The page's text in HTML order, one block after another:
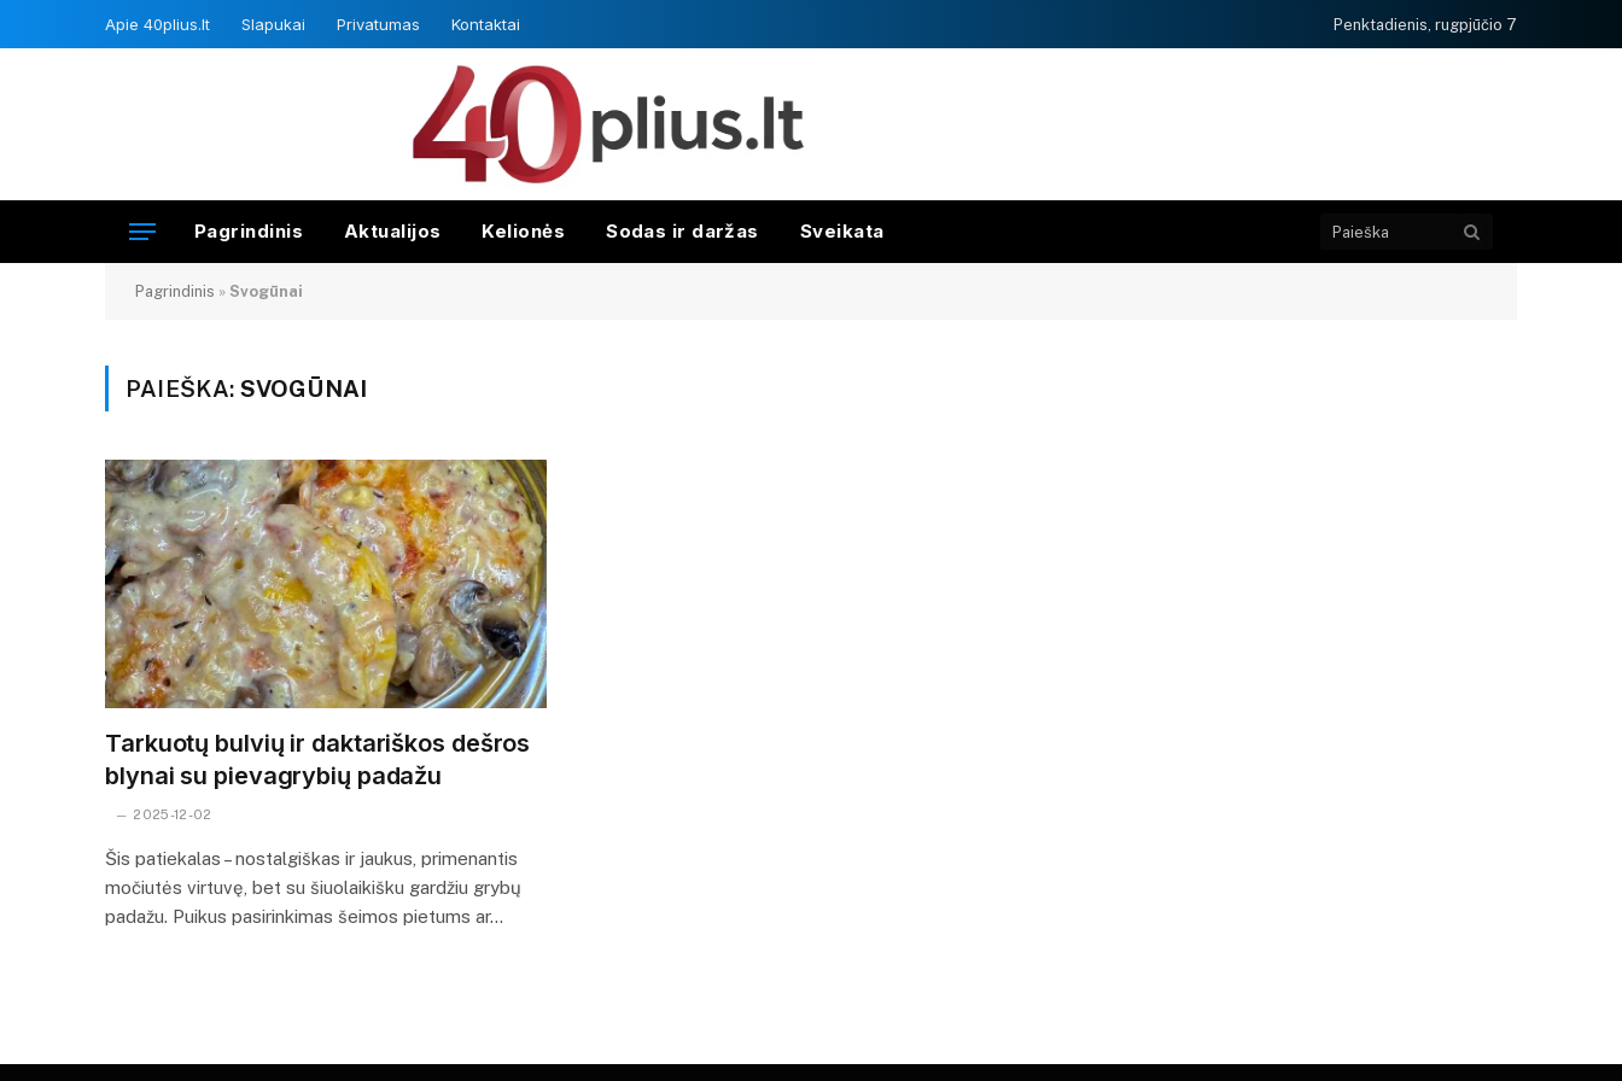
Apie 40plius.lt Slapukai Privatumas Kontaktai Penktadienis, rugpjūčio 7
Pagrindinis Aktualijos Kelionės Sodas ir daržas Sveikata
Pagrindinis » Svogūnai
PAIEŠKA: SVOGŪNAI
Tarkuotų bulvių ir daktariškos dešros
blynai su pievagrybių padažu
2025-12-02
Šis patiekalas – nostalgiškas ir jaukus, primenantis
močiutės virtuvę, bet su šiuolaikišku gardžiu grybų
padažu. Puikus pasirinkimas šeimos pietums ar…